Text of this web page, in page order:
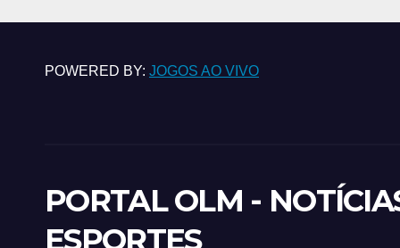
Mão
POWERED BY: JOGOS AO VIVO
PORTAL OLM -
ESPORTES